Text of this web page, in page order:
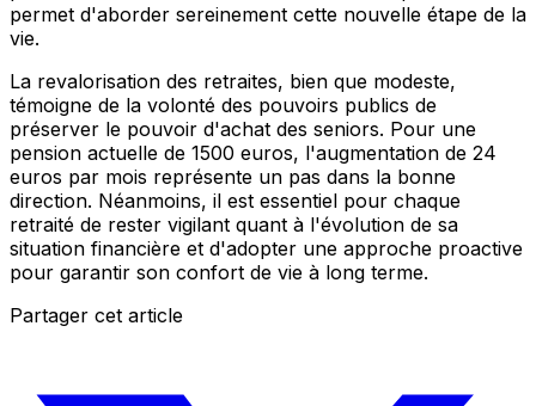
permet d'aborder sereinement cette nouvelle étape de la
vie.
La revalorisation des retraites, bien que modeste,
témoigne de la volonté des pouvoirs publics de
préserver le pouvoir d'achat des seniors. Pour une
pension actuelle de 1500 euros, l'augmentation de 24
euros par mois représente un pas dans la bonne
direction. Néanmoins, il est essentiel pour chaque
retraité de rester vigilant quant à l'évolution de sa
situation financière et d'adopter une approche proactive
pour garantir son confort de vie à long terme.
Partager cet article